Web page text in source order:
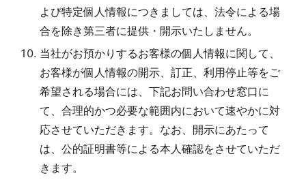
よび特定個人情報につきましては、法令による場
合を除き第三者に提供・開示いたしません。
当社がお預かりするお客様の個人情報に関して、
お客様が個人情報の開示、訂正、利用停止等をご
希望される場合には、下記お問い合わせ窓口に
て、合理的かつ必要な範囲内において速やかに対
応させていただきます。なお、開示にあたって
は、公的証明書等による本人確認をさせていただ
きます。